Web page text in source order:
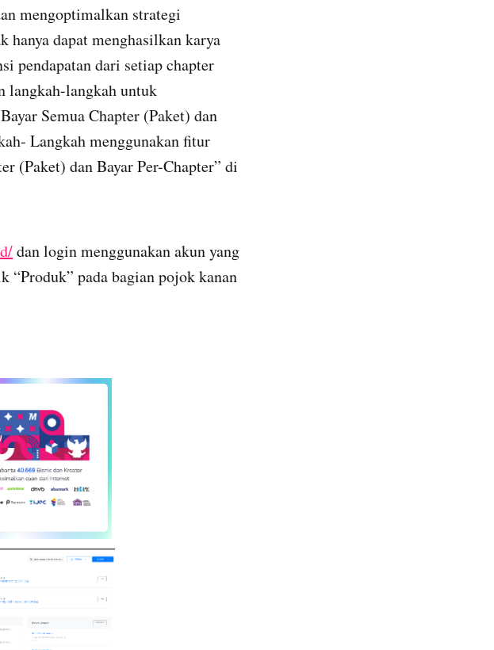
mengoptimalkan strategi
hanya dapat menghasilkan karya
pendapatan dari setiap chapter
langkah-langkah untuk
Semua Chapter (Paket) dan
Langkah menggunakan fitur
(Paket) dan Bayar Per-Chapter” di
dan login menggunakan akun yang
pada bagian pojok kanan